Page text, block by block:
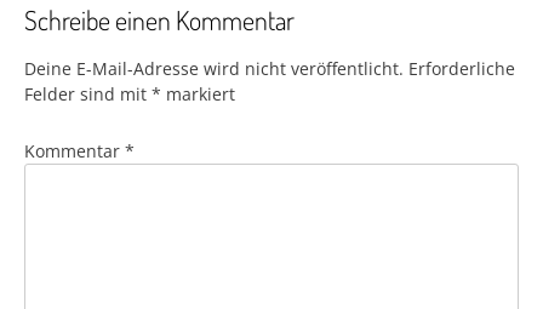
Schreibe einen Kommentar
Deine E-Mail-Adresse wird nicht veröffentlicht. Erforderliche
Felder sind mit * markiert
Kommentar *